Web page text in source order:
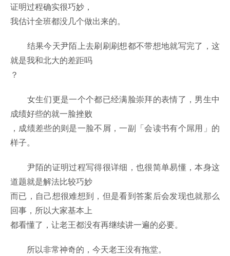
证明过程确实很巧妙，
我估计全班都没几个做出来的。
结果今天尹陌上去刷刷刷想都不带想地就写完了，这
就是我和北大的差距吗
？
女生们更是一个个都已经满脸崇拜的表情了，男生中
成绩好些的就一脸挫败
，成绩差些的则是一脸不屑，一副「会读书有个屌用」的
样子。
尹陌的证明过程写得很详细，也很简单易懂，本身这
道题就是解法比较巧妙
而已，自己想很难想到，但是看到答案后会发现也就那么
回事，所以大家基本上
都看懂了，让老王都没有再继续讲一遍的必要。
所以非常神奇的，今天老王没有拖堂。